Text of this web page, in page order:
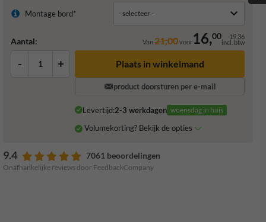
Montage bord*
Aantal: Van21,00voor16,00 19,36
incl. btw
- + Plaats in winkelmand
product doorsturen per e-mail
Levertijd:2-3 werkdagen woensdag in huis
Volumekorting? Bekijk de opties
9.4 7061 beoordelingen
Onafhankelijke reviews door FeedbackCompany